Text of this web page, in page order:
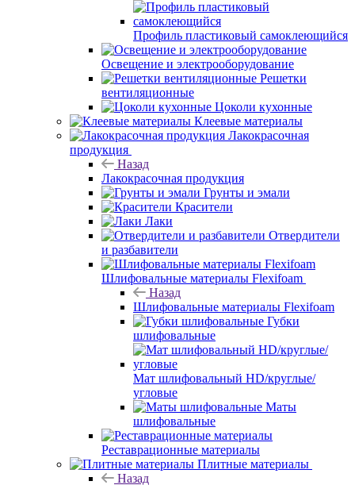
Профиль пластиковый самоклеющийся
Освещение и электрооборудование
Решетки
вентиляционные
Цоколи кухонные
Клеевые материалы
Лакокрасочная
продукция
Назад
Лакокрасочная продукция
Грунты и эмали
Красители
Лаки
Отвердители
и разбавители
Шлифовальные материалы Flexifoam
Назад
Шлифовальные материалы Flexifoam
Губки
шлифовальные
Мат шлифовальный HD/круглые/
угловые
Маты
шлифовальные
Реставрационные материалы
Плитные материалы
Назад